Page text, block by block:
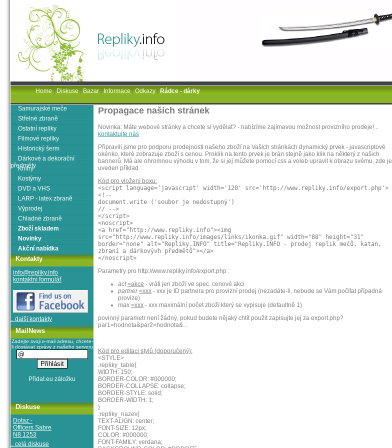
Propagace našich stránek
Novinka: Máte webové stránky a chcete si vydělat? - nabízíme zajímavou možnost provizního prodeje! ..
kontaktujte nás
Připravili jsme pro podporu prodejnosti našeho zboží na Vašich stránkách dynamický prvek - javascriptové
okénko, které zobrazuje zboží s cenou. Proklik na tento prvek je brán stejně jako klik na některý z našich
bannerů. Má ale ohromnou výhodu v tom, že si jej můžete pomocí css a voleb upravit k obrazu svému, zde je
uveden příklad :
Kód pro vložení boxu:
<script language='javascript' width='120' src='http://www.repliky.info/export.php'>
<!--
document.write ('soubor je nedostupný')
// -->
</script>
<noscript>
<a href="http://www.repliky.info"><img
src="http://www.repliky.info/images/links/ikonka.gif" width="88" height="31"
border="none" alt="Repliky.INFO" title="Repliky.INFO - prodej replik mečů, katan,
zbraní a dárkovývh předmětů"></a>
</noscript>
Parametry pro http://www.repliky.info/export.php :
act =akce - vráti jen zboží ve spec. cenové akci
partner =xxx - xxx je ID partnera pro provizní prodej (nezadáte-li, nebude se Vám počítat případná
provize)
max =xxx - xxx maximální počet zboží který se vypisuje (defaultně 1)
povinný parametr není žádný, pokud budete nějaký chtít použit zapisujte jej za export.php?
par1=hodnota&par2=hodnota&...
Kód pro editaci stylů (doporučený):
<STYLE>
.repliky_table{
WIDTH: 150;
BORDER-COLOR: #000000;
BORDER-COLLAPSE: collapse;
BORDER-STYLE: solid;
BORDER-WIDTH: 1;
}
.repliky_nazev{
TEXT-ALIGN: center;
FONT-SIZE: 12px;
COLOR: #000000;
FONT-FAMILY: verdana;
Samurajské meče
Střelné zbraně
Ostatní repliky
Filmové repliky
Historický šerm
Dárkové a dekorační
předměty
Knihy
Kostýmy
DVD a VHS
LARP - latex zbraně
Výprodej
Chladné zbraně
Zboží skladem
Novinky
Akční nabídka
Kontakty
info@repliky.info
kontaktní formulář
.. další kontakty
MailNews
Zadejte svoji e-mail adresu, chcete-
li dostávat zprávy z našeho serveru
Diskuse
Dotaz -
Officers Sabre
N8 1253
.. celá diskuse
Home|Diskuse|Bazar|Informace|Odkazy|Rádce - dárky